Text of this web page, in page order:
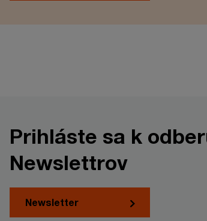
Prihláste sa k
Newslettrov
Newsletter